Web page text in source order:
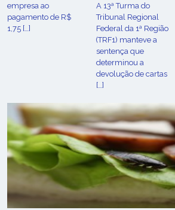
empresa ao
pagamento de R$
1,75 […]
A 13ª Turma do
Tribunal Regional
Federal da 1ª Região
(TRF1) manteve a
sentença que
determinou a
devolução de cartas
[…]